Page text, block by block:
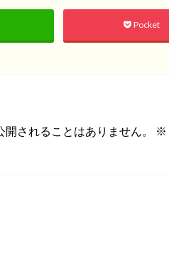
Pocket
開されることはありません。 ※